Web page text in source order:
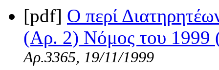
[pdf] Ο περί
(Αρ. 2) Νόμος του
Αρ.3365, 19/11/1999